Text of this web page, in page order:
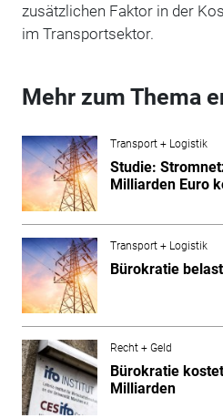
zusätzlichen Faktor in der
im Transportsektor.
Mehr zum Thema
Transport + Logistik
Studie:
Milliarden Euro
Transport + Logistik
Bürokratie
Recht + Geld
Bürokratie
Milliarden